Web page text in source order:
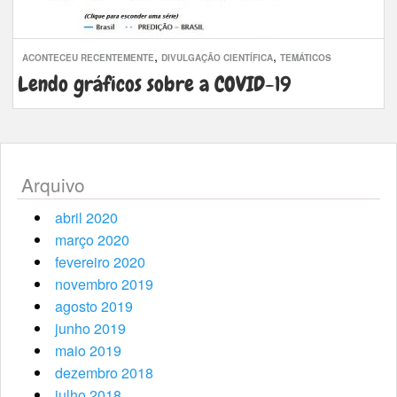
ACONTECEU RECENTEMENTE,DIVULGAÇÃO CIENTÍFICA,TEMÁTICOS
Lendo gráficos sobre a COVID-19
Arquivo
abril 2020
março 2020
fevereiro 2020
novembro 2019
agosto 2019
junho 2019
maio 2019
dezembro 2018